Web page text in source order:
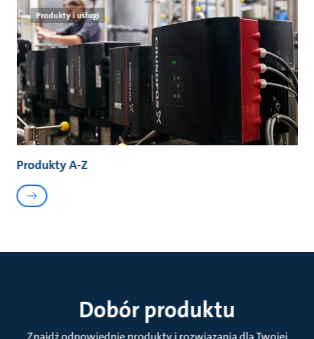
Produkty i usługi
Produkty A-Z
Dobór produktu